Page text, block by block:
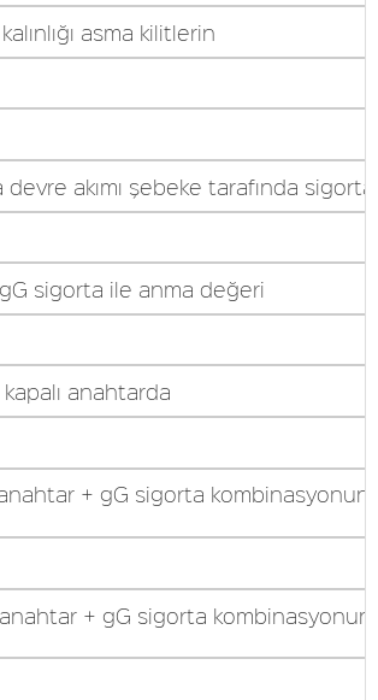
asma kilitlerin
devre akımı şebeke tarafında
sigorta ile anma değeri
kapalı anahtarda
+ gG sigorta
+ gG sigorta